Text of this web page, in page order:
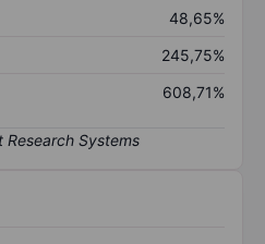
48,65%
245,75%
608,71%